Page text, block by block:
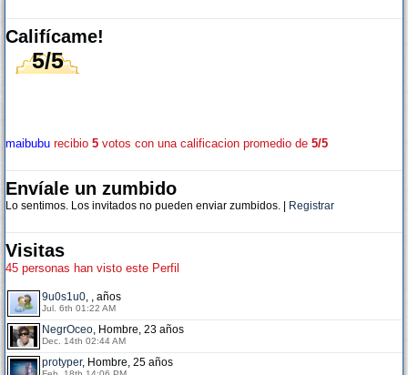
Califícame!
5/5
maibubu recibio 5 votos con una calificacion promedio de 5/5
Envíale un zumbido
Lo sentimos. Los invitados no pueden enviar zumbidos. | Registrar
Visitas
45 personas han visto este Perfil
9u0s1u0, , años
Jul. 6th 01:22 AM
NegrOceo, Hombre, 23 años
Dec. 14th 02:44 AM
protyper, Hombre, 25 años